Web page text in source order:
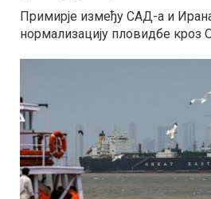
Примирје између САД-а и Ирана
нормализацију пловидбе кроз